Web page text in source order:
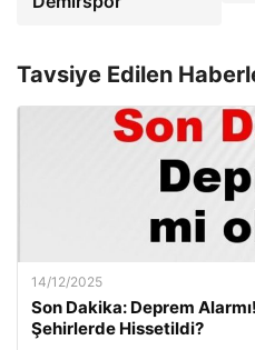
Tavsiye Edilen
14/12/2025
Son Dakika: Deprem
Şehirlerde Hissetildi?